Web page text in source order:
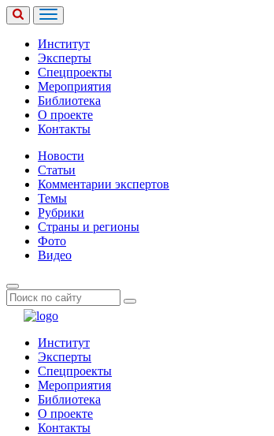
Институт
Эксперты
Спецпроекты
Мероприятия
Библиотека
О проекте
Контакты
Новости
Статьи
Комментарии экспертов
Темы
Рубрики
Страны и регионы
Фото
Видео
Институт
Эксперты
Спецпроекты
Мероприятия
Библиотека
О проекте
Контакты